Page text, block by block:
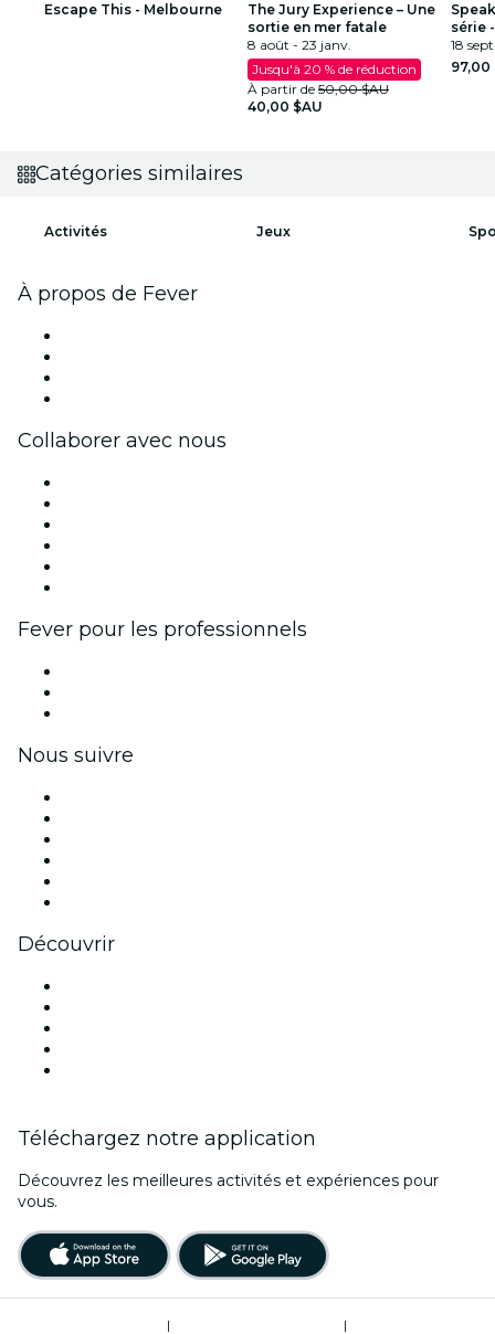
Escape This - Melbourne
The Jury Experience – Une
sortie en mer fatale
8 août - 23 janv.
Jusqu'à 20 % de réduction
À partir de 50,00 $AU
40,00 $AU
série
18
97,00
Catégories similaires
Activités Jeux
À propos de Fever
Collaborer avec nous
Fever pour les professionnels
Nous suivre
Découvrir
Téléchargez notre application
Découvrez les meilleures activités et expériences pour
vous.
| |